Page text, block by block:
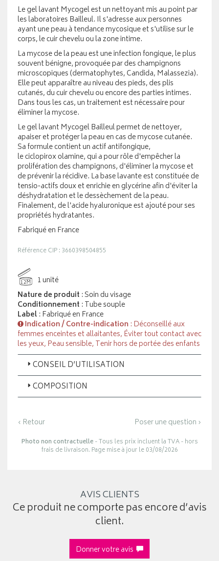
Le gel lavant Mycogel est un nettoyant mis au point par
les laboratoires Bailleul. Il s'adresse aux personnes
ayant une peau à tendance mycosique et s'utilise sur le
corps, le cuir chevelu ou la zone intime.
La mycose de la peau est une infection fongique, le plus
souvent bénigne, provoquée par des champignons
microscopiques (dermatophytes, Candida, Malassezia).
Elle peut apparaître au niveau des pieds, des plis
cutanés, du cuir chevelu ou encore des parties intimes.
Dans tous les cas, un traitement est nécessaire pour
éliminer la mycose.
Le gel lavant Mycogel Bailleul permet de nettoyer,
apaiser et protéger la peau en cas de mycose cutanée.
Sa formule contient un actif antifongique,
le ciclopirox olamine, qui a pour rôle d'empêcher la
prolifération des champignons, d'éliminer la mycose et
de prévenir la récidive. La base lavante est constituée de
tensio-actifs doux et enrichie en glycérine afin d'éviter la
déshydratation et le dessèchement de la peau.
Finalement, de l'acide hyaluronique est ajouté pour ses
propriétés hydratantes.
Fabriqué en France
Référence CIP : 3660398504855
12M
1 unité
Nature de produit : Soin du visage
Conditionnement : Tube souple
Label: Fabriqué en France
Indication / Contre-indication : Déconseillé aux
femmes enceintes et allaitantes, Éviter tout contact avec
les yeux, Peau sensible, Tenir hors de portée des enfants
CONSEIL D’UTILISATION
COMPOSITION
‹ Retour Poser une question ›
Photo non contractuelle- Tous les prix incluent la TVA - hors
frais de livraison. Page mise à jour le 03/08/2026
AVIS CLIENTS
Ce produit ne comporte pas encore d’avis
client.
Donner votre avis